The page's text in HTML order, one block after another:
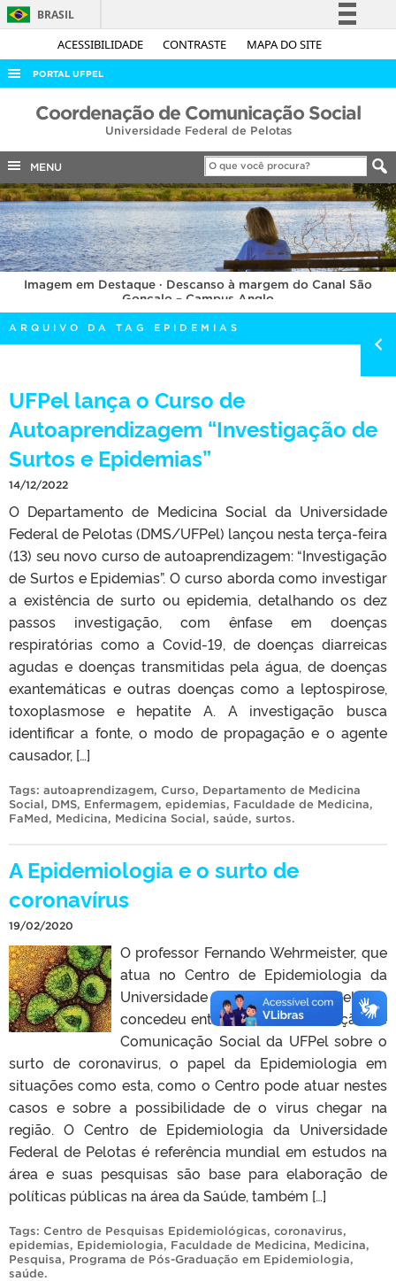
ACESSIBILIDADE CONTRASTE MAPA DO SITE
BRASIL
Simplifique!
Acesso à informação
Legislação
Canais
PORTAL UFPEL
ACESSO À INFORMAÇÃO
COBALTO
CONCURSOS
EDITAIS
INTERNACIONAL
OUVIDORIA
PORTARIAS
TELEFONES
Coordenação de Comunicação Social
Universidade Federal de Pelotas
MENU
Imagem em Destaque · Descanso à margem do Canal São
Gonçalo – Campus Anglo
ARQUIVO DA TAG EPIDEMIAS
UFPel lança o Curso de
Autoaprendizagem “Investigação de
Surtos e Epidemias”
14/12/2022
O Departamento de Medicina Social da Universidade
Federal de Pelotas (DMS/UFPel) lançou nesta terça-feira
(13) seu novo curso de autoaprendizagem: “Investigação
de Surtos e Epidemias”. O curso aborda como investigar
a existência de surto ou epidemia, detalhando os dez
passos investigação, com ênfase em doenças
respiratórias como a Covid-19, de doenças diarreicas
agudas e doenças transmitidas pela água, de doenças
exantemáticas e outras doenças como a leptospirose,
toxoplasmose e hepatite A. A investigação busca
identificar a fonte, o modo de propagação e o agente
causador, […]
Tags: autoaprendizagem, Curso, Departamento de Medicina
Social, DMS, Enfermagem, epidemias, Faculdade de Medicina,
FaMed, Medicina, Medicina Social, saúde, surtos.
A Epidemiologia e o surto de
coronavírus
19/02/2020
O professor Fernando Wehrmeister, que
atua no Centro de Epidemiologia da
Universidade Federal de Pelotas,
concedeu entrevista à Coordenação de
Comunicação Social da UFPel sobre o
surto de coronavirus, o papel da Epidemiologia em
situações como esta, como o Centro pode atuar nestes
casos e sobre a possibilidade de o virus chegar na
região. O Centro de Epidemiologia da Universidade
Federal de Pelotas é referência mundial em estudos na
área e suas pesquisas são base para elaboração de
políticas públicas na área da Saúde, também […]
Tags: Centro de Pesquisas Epidemiológicas, coronavirus,
epidemias, Epidemiologia, Faculdade de Medicina, Medicina,
Pesquisa, Programa de Pós-Graduação em Epidemiologia,
saúde.